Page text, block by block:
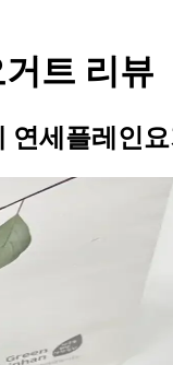
트 리뷰
세플레인